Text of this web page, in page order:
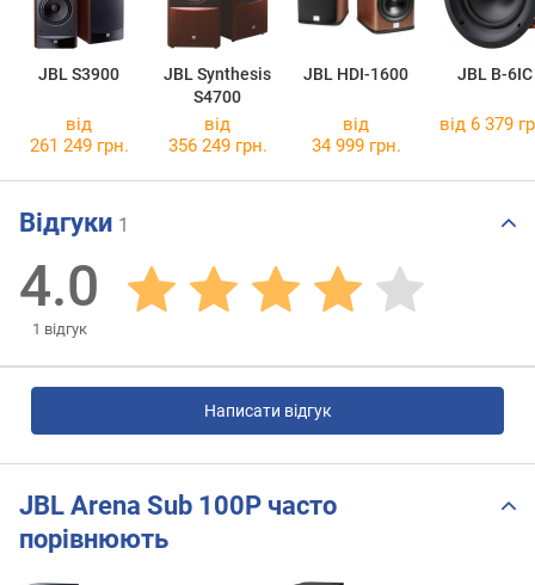
JBL S3900
JBL Synthesis
S4700
JBL HDI-1600 JBL B-6IC
від
261 249 грн.
від
356 249 грн.
від
34 999 грн.
від 6 379
Відгуки 1
4.0
1 відгук
Написати відгук
JBL Arena Sub 100P часто
порівнюють